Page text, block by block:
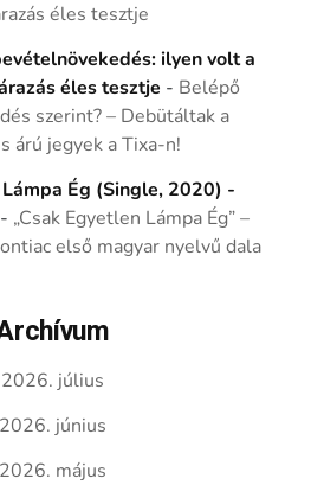
éles tesztje
ilyen volt a
éles tesztje - Belépő
szerint? – Debütáltak a
árú jegyek a Tixa-n!
Ég (Single, 2020) -
- „Csak Egyetlen Lámpa Ég” –
első magyar nyelvű dala
2026. július
2026. június
2026. május